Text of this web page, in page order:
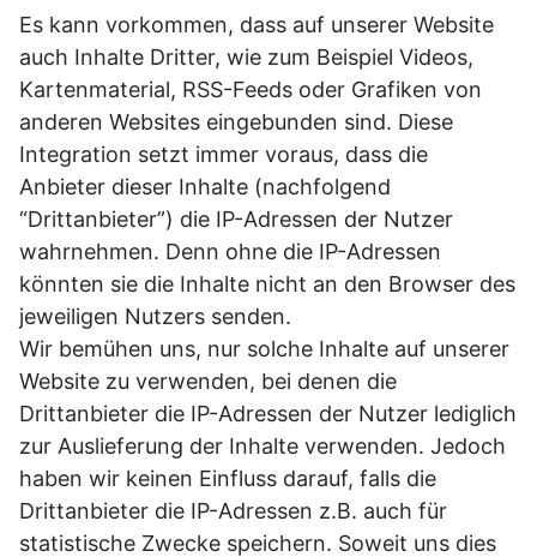
Es kann vorkommen, dass auf unserer Website
auch Inhalte Dritter, wie zum Beispiel Videos,
Kartenmaterial, RSS-Feeds oder Grafiken von
anderen Websites eingebunden sind. Diese
Integration setzt immer voraus, dass die
Anbieter dieser Inhalte (nachfolgend
“Drittanbieter”) die IP-Adressen der Nutzer
wahrnehmen. Denn ohne die IP-Adressen
könnten sie die Inhalte nicht an den Browser des
jeweiligen Nutzers senden.
Wir bemühen uns, nur solche Inhalte auf unserer
Website zu verwenden, bei denen die
Drittanbieter die IP-Adressen der Nutzer lediglich
zur Auslieferung der Inhalte verwenden. Jedoch
haben wir keinen Einfluss darauf, falls die
Drittanbieter die IP-Adressen z.B. auch für
statistische Zwecke speichern. Soweit uns dies